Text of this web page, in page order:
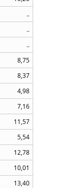
..
..
..
8,75
8,37
4,98
7,16
11,57
5,54
12,78
10,01
13,40